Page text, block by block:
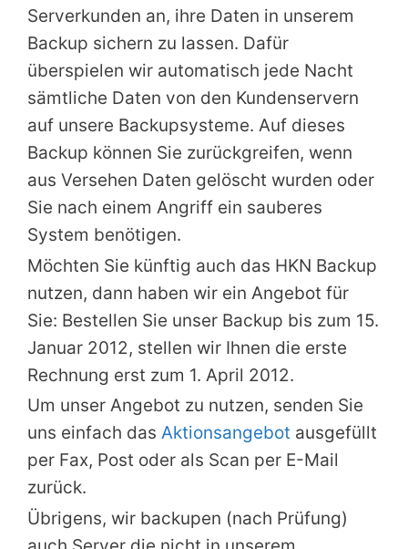
Serverkunden an, ihre Daten in unserem
Backup sichern zu lassen. Dafür
überspielen wir automatisch jede Nacht
sämtliche Daten von den Kundenservern
auf unsere Backupsysteme. Auf dieses
Backup können Sie zurückgreifen, wenn
aus Versehen Daten gelöscht wurden oder
Sie nach einem Angriff ein sauberes
System benötigen.
Möchten Sie künftig auch das HKN Backup
nutzen, dann haben wir ein Angebot für
Sie: Bestellen Sie unser Backup bis zum 15.
Januar 2012, stellen wir Ihnen die erste
Rechnung erst zum 1. April 2012.
Um unser Angebot zu nutzen, senden Sie
uns einfach das Aktionsangebot ausgefüllt
per Fax, Post oder als Scan per E-Mail
zurück.
Übrigens, wir backupen (nach Prüfung)